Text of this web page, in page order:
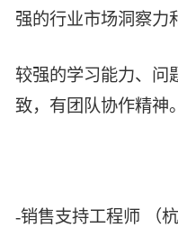
强的行业市场洞察力
较强的学习能力、问
致，有团队协作精神。
-销售支持工程师 （